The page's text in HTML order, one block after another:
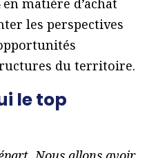
matière d’achat
les perspectives
du territoire.
le top